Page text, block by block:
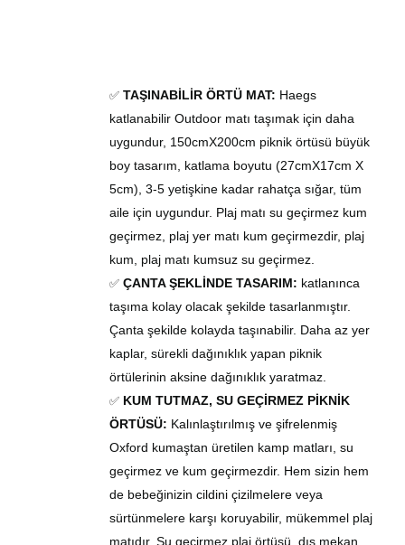
✅ TAŞINABİLİR ÖRTÜ MAT: Haegs
katlanabilir Outdoor matı taşımak için daha
uygundur, 150cmX200cm piknik örtüsü büyük
boy tasarım, katlama boyutu (27cmX17cm X
5cm), 3-5 yetişkine kadar rahatça sığar, tüm
aile için uygundur. Plaj matı su geçirmez kum
geçirmez, plaj yer matı kum geçirmezdir, plaj
kum, plaj matı kumsuz su geçirmez.
✅ ÇANTA ŞEKLİNDE TASARIM: katlanınca
taşıma kolay olacak şekilde tasarlanmıştır.
Çanta şekilde kolayda taşınabilir. Daha az yer
kaplar, sürekli dağınıklık yapan piknik
örtülerinin aksine dağınıklık yaratmaz.
✅ KUM TUTMAZ, SU GEÇİRMEZ PİKNİK
ÖRTÜSÜ: Kalınlaştırılmış ve şifrelenmiş
Oxford kumaştan üretilen kamp matları , su
geçirmez ve kum geçirmezdir. Hem sizin hem
de bebeğinizin cildini çizilmelere veya
sürtünmelere karşı koruyabilir, mükemmel plaj
matıdır. Su geçirmez plaj örtüsü , dış mekan